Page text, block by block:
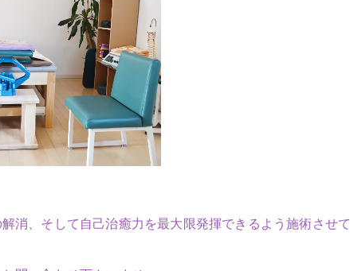
消、そして自己治癒力を最大限発揮できるよう施術させて